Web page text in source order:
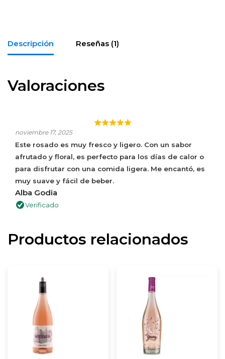
Descripción Reseñas (1)
Valoraciones
ROSADO FRESCO Y SUAVE, ¡IDEAL PARA DISFRUTAR
EN LOS DÍAS DE CALOR!
noviembre 17, 2025
Este rosado es muy fresco y ligero. Con un sabor
afrutado y floral, es perfecto para los días de calor o
para disfrutar con una comida ligera. Me encantó, es
muy suave y fácil de beber.
Alba Godia
Verificado
Productos relacionados